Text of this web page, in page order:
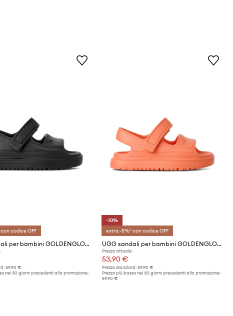
codice OFF
UGG sandali per bambini GOLDENGLOW
59,90 €
nei 30 giorni precedenti alla promozione:
-10%
extra -5%* con codice OFF
UGG sandali per bambini GOLDENGLOW
Prezzo attuale:
53,90 €
Prezzo standard: 59,90 €
Prezzo più basso nei 30 giorni precedenti alla promozione:
59,90 €